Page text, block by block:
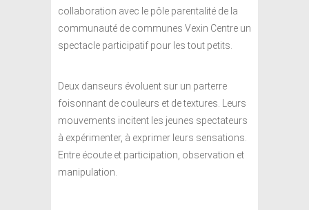
collaboration avec le pôle parentalité de la
communauté de communes Vexin Centre un
spectacle participatif pour les tout petits.
Deux danseurs évoluent sur un parterre
foisonnant de couleurs et de textures. Leurs
mouvements incitent les jeunes spectateurs
à expérimenter, à exprimer leurs sensations.
Entre écoute et participation, observation et
manipulation.